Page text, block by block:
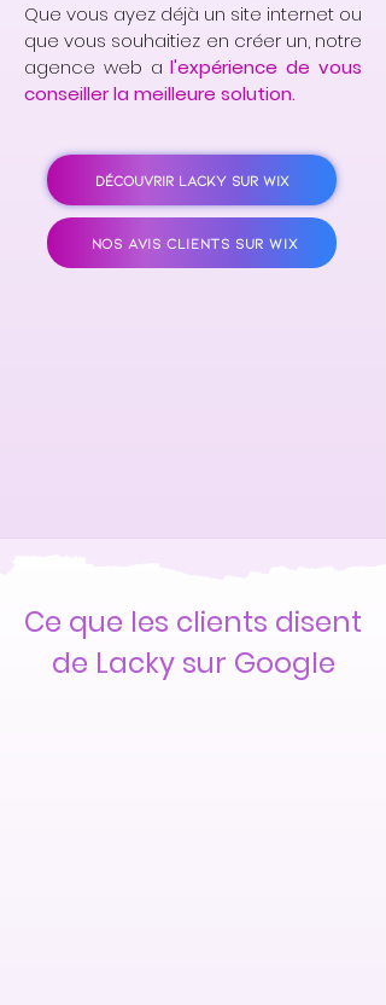
Que vous ayez déjà un site internet ou
que vous souhaitiez en créer un, notre
agence web al'expérience de vous
conseiller la meilleure solution.
DÉCOUVRIR LACKY SUR WIX
NOS AVIS CLIENTS SUR WIX
Ce que les clients disent
de Lacky sur Google